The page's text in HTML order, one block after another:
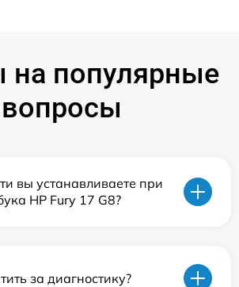
на популярные
вопросы
вы устанавливаете при
HP Fury 17 G8?
за диагностику?